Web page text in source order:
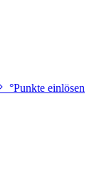
°Punkte einlösen